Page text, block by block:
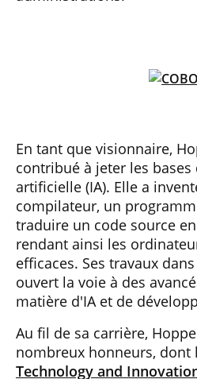
En tant que visionnaire,
contribué à jeter les
artificielle (IA). Elle a
compilateur, un
traduire un code source
rendant ainsi les
efficaces. Ses travaux
ouvert la voie à des
matière d'IA et de
Au fil de sa carrière,
nombreux honneurs, dont
Technology and